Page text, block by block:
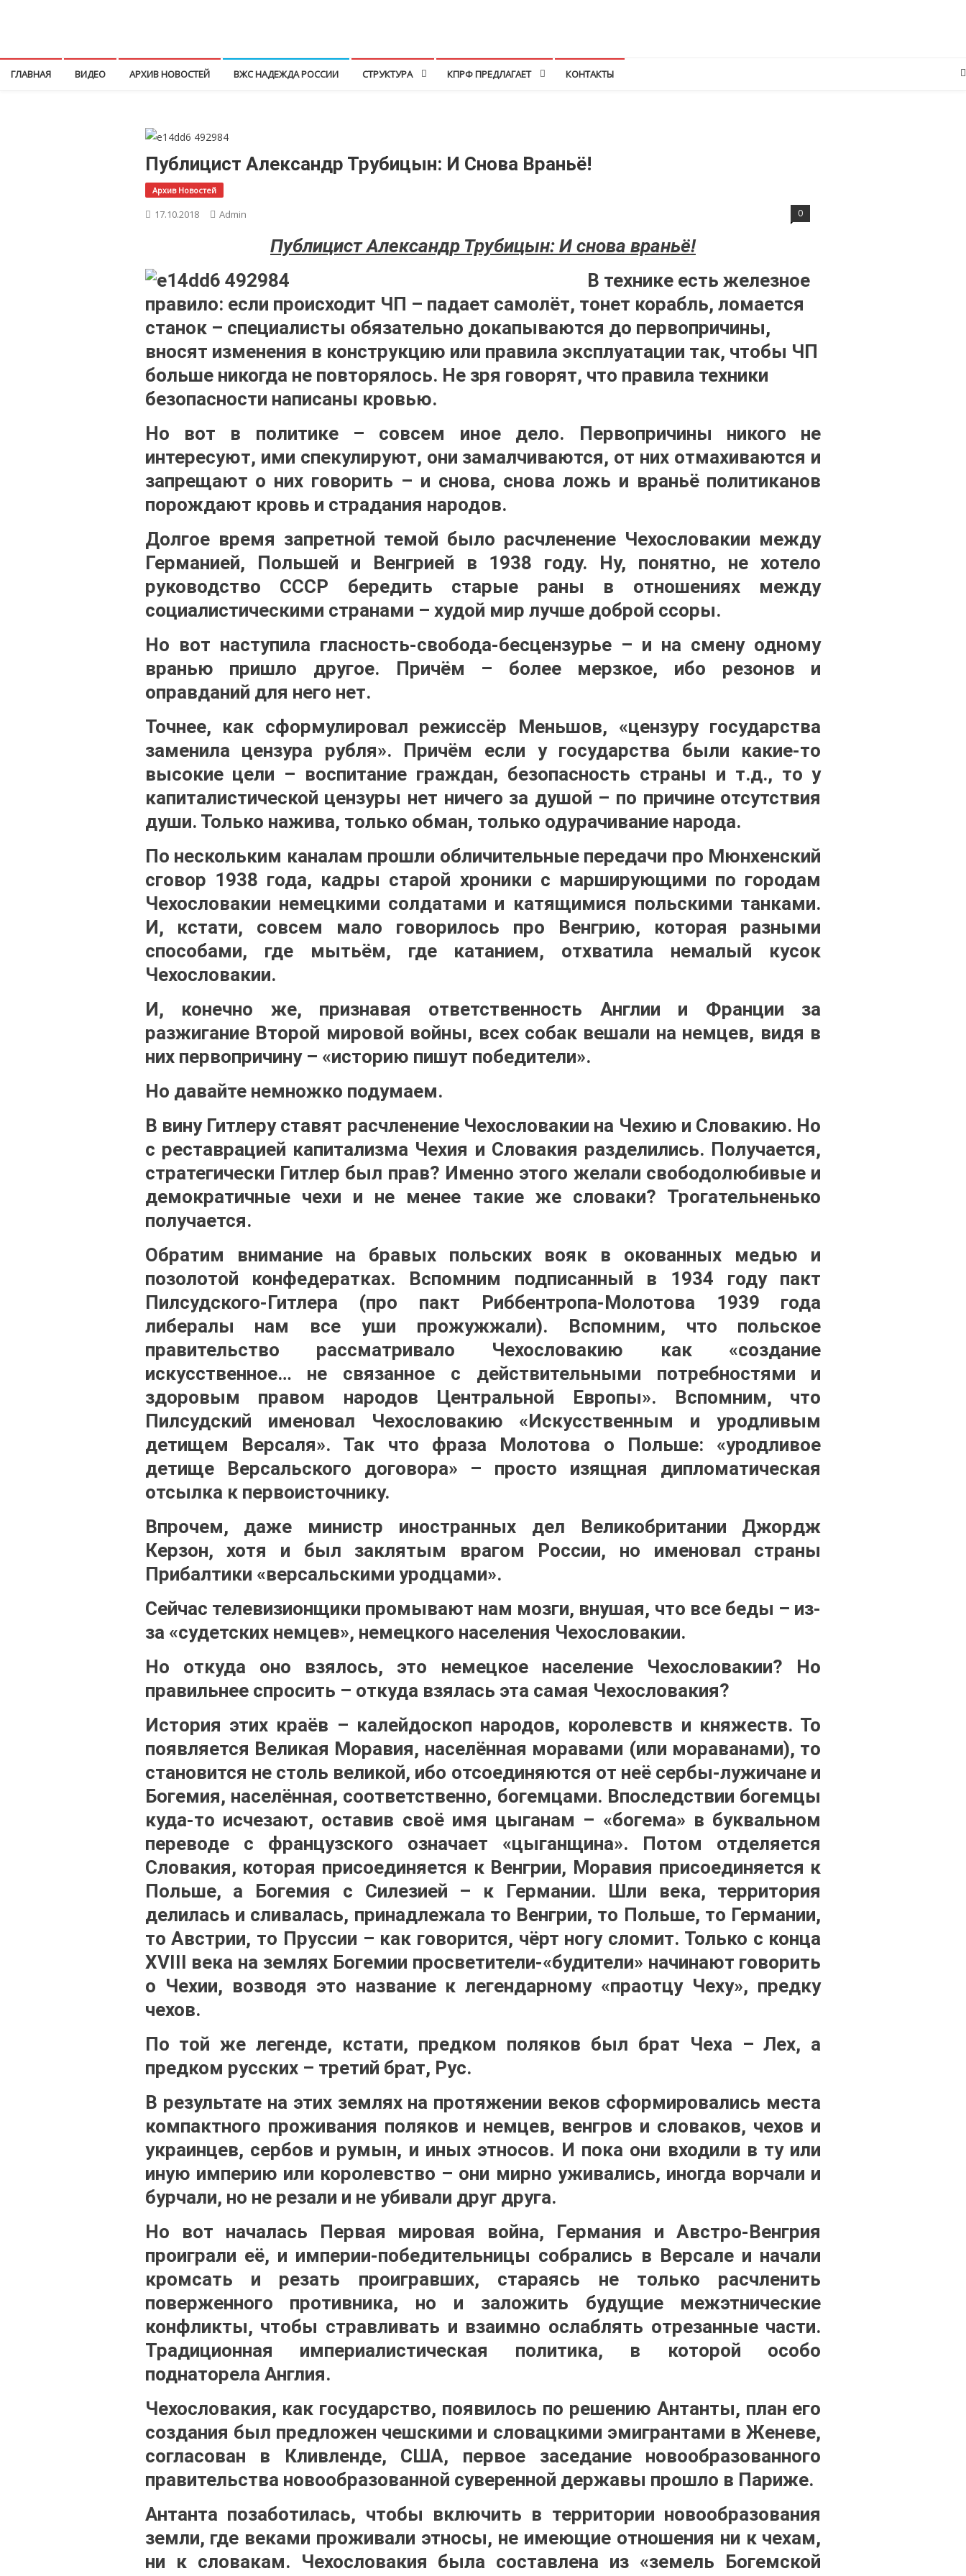
ГЛАВНАЯ ВИДЕО АРХИВ НОВОСТЕЙ ВЖС НАДЕЖДА РОССИИ СТРУКТУРА КПРФ ПРЕДЛАГАЕТ КОНТАКТЫ
Публицист Александр Трубицын: И Снова Враньё!
Архив Новостей
17.10.2018 Admin 0
Публицист Александр Трубицын: И снова враньё!
В технике есть железное
правило: если происходит ЧП – падает самолёт, тонет корабль, ломается
станок – специалисты обязательно докапываются до первопричины,
вносят изменения в конструкцию или правила эксплуатации так, чтобы ЧП
больше никогда не повторялось. Не зря говорят, что правила техники
безопасности написаны кровью.
Но вот в политике – совсем иное дело. Первопричины никого не
интересуют, ими спекулируют, они замалчиваются, от них отмахиваются и
запрещают о них говорить – и снова, снова ложь и враньё политиканов
порождают кровь и страдания народов.
Долгое время запретной темой было расчленение Чехословакии между
Германией, Польшей и Венгрией в 1938 году. Ну, понятно, не хотело
руководство СССР бередить старые раны в отношениях между
социалистическими странами – худой мир лучше доброй ссоры.
Но вот наступила гласность-свобода-бесцензурье – и на смену одному
вранью пришло другое. Причём – более мерзкое, ибо резонов и
оправданий для него нет.
Точнее, как сформулировал режиссёр Меньшов, «цензуру государства
заменила цензура рубля». Причём если у государства были какие-то
высокие цели – воспитание граждан, безопасность страны и т.д., то у
капиталистической цензуры нет ничего за душой – по причине отсутствия
души. Только нажива, только обман, только одурачивание народа.
По нескольким каналам прошли обличительные передачи про Мюнхенский
сговор 1938 года, кадры старой хроники с марширующими по городам
Чехословакии немецкими солдатами и катящимися польскими танками.
И, кстати, совсем мало говорилось про Венгрию, которая разными
способами, где мытьём, где катанием, отхватила немалый кусок
Чехословакии.
И, конечно же, признавая ответственность Англии и Франции за
разжигание Второй мировой войны, всех собак вешали на немцев, видя в
них первопричину – «историю пишут победители».
Но давайте немножко подумаем.
В вину Гитлеру ставят расчленение Чехословакии на Чехию и Словакию. Но
с реставрацией капитализма Чехия и Словакия разделились. Получается,
стратегически Гитлер был прав? Именно этого желали свободолюбивые и
демократичные чехи и не менее такие же словаки? Трогательненько
получается.
Обратим внимание на бравых польских вояк в окованных медью и
позолотой конфедератках. Вспомним подписанный в 1934 году пакт
Пилсудского-Гитлера (про пакт Риббентропа-Молотова 1939 года
либералы нам все уши прожужжали). Вспомним, что польское
правительство рассматривало Чехословакию как «создание
искусственное… не связанное с действительными потребностями и
здоровым правом народов Центральной Европы». Вспомним, что
Пилсудский именовал Чехословакию «Искусственным и уродливым
детищем Версаля». Так что фраза Молотова о Польше: «уродливое
детище Версальского договора» – просто изящная дипломатическая
отсылка к первоисточнику.
Впрочем, даже министр иностранных дел Великобритании Джордж
Керзон, хотя и был заклятым врагом России, но именовал страны
Прибалтики «версальскими уродцами».
Сейчас телевизионщики промывают нам мозги, внушая, что все беды – из-
за «судетских немцев», немецкого населения Чехословакии.
Но откуда оно взялось, это немецкое население Чехословакии? Но
правильнее спросить – откуда взялась эта самая Чехословакия?
История этих краёв – калейдоскоп народов, королевств и княжеств. То
появляется Великая Моравия, населённая моравами (или мораванами), то
становится не столь великой, ибо отсоединяются от неё сербы-лужичане и
Богемия, населённая, соответственно, богемцами. Впоследствии богемцы
куда-то исчезают, оставив своё имя цыганам – «богема» в буквальном
переводе с французского означает «цыганщина». Потом отделяется
Словакия, которая присоединяется к Венгрии, Моравия присоединяется к
Польше, а Богемия с Силезией – к Германии. Шли века, территория
делилась и сливалась, принадлежала то Венгрии, то Польше, то Германии,
то Австрии, то Пруссии – как говорится, чёрт ногу сломит. Только с конца
XVIII века на землях Богемии просветители-«будители» начинают говорить
о Чехии, возводя это название к легендарному «праотцу Чеху», предку
чехов.
По той же легенде, кстати, предком поляков был брат Чеха – Лех, а
предком русских – третий брат, Рус.
В результате на этих землях на протяжении веков сформировались места
компактного проживания поляков и немцев, венгров и словаков, чехов и
украинцев, сербов и румын, и иных этносов. И пока они входили в ту или
иную империю или королевство – они мирно уживались, иногда ворчали и
бурчали, но не резали и не убивали друг друга.
Но вот началась Первая мировая война, Германия и Австро-Венгрия
проиграли её, и империи-победительницы собрались в Версале и начали
кромсать и резать проигравших, стараясь не только расчленить
поверженного противника, но и заложить будущие межэтнические
конфликты, чтобы стравливать и взаимно ослаблять отрезанные части.
Традиционная империалистическая политика, в которой особо
поднаторела Англия.
Чехословакия, как государство, появилось по решению Антанты, план его
создания был предложен чешскими и словацкими эмигрантами в Женеве,
согласован в Кливленде, США, первое заседание новообразованного
правительства новообразованной суверенной державы прошло в Париже.
Антанта позаботилась, чтобы включить в территории новообразования
земли, где веками проживали этносы, не имеющие отношения ни к чехам,
ни к словакам. Чехословакия была составлена из «земель Богемской